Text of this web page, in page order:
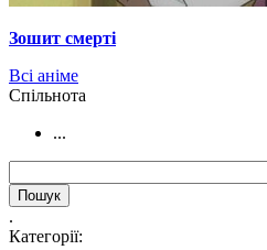
Зошит смерті
Всі аніме
Cпільнота
...
.
Категорії: